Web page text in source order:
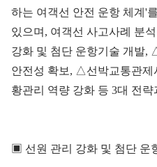
하는 여객선 안전 운항 체계'
있으며, 여객선 사고사례 분
강화 및 첨단 운항기술 개발,
안전성 확보, △선박교통관제
황관리 역량 강화 등 3대 전
▣ 선원 관리 강화 및 첨단 운